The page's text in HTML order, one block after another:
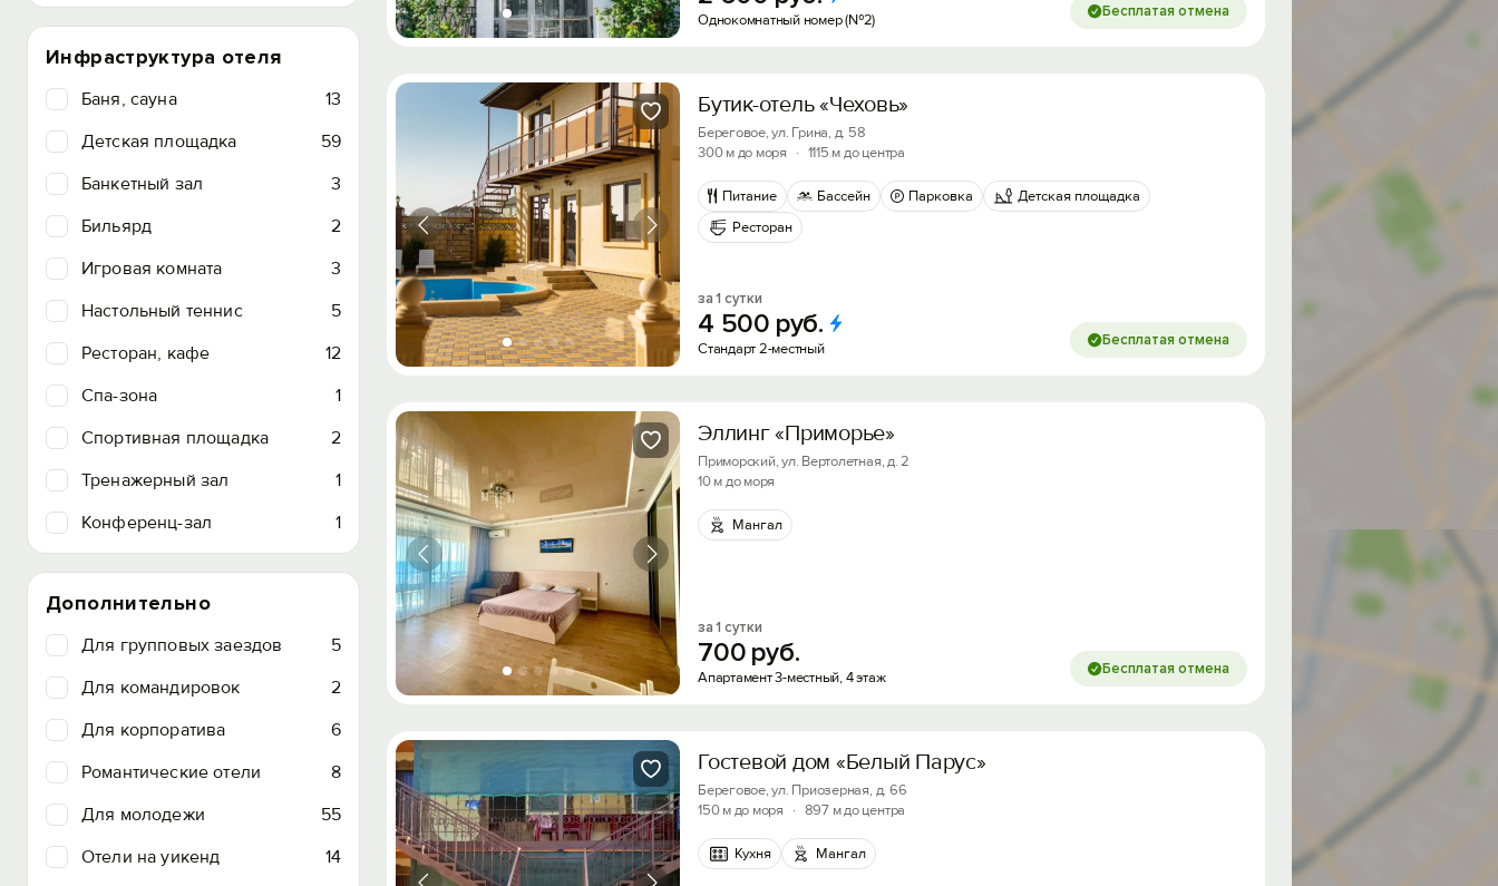
Инфраструктура отеля
Баня, сауна
13
Детская площадка
59
Банкетный зал
3
Бильярд
2
Игровая комната
3
Настольный теннис
5
Ресторан, кафе
12
Спа-зона
1
Спортивная площадка
2
Тренажерный зал
1
Конференц-зал
1
Дополнительно
Для групповых заездов
5
Для командировок
2
Для корпоратива
6
Романтические отели
8
Для молодежи
55
Отели на уикенд
14
Однокомнатный номер (№2) Бесплатая отмена
Бутик-отель «Чеховь»
Береговое, ул. Грина, д. 58
300 м до моря
· 1115 м до центра
Питание Бассейн Парковка
Детская площадка
Ресторан
за 1 сутки
4 500 руб.
Стандарт 2-местный Бесплатая отмена
Эллинг «Приморье»
Приморский, ул. Вертолетная, д. 2
10 м до моря
Мангал
за 1 сутки
700 руб.
Апартамент 3-местный, 4 этаж Бесплатая отмена
Гостевой дом «Белый Парус»
Береговое, ул. Приозерная, д. 66
150 м до моря
· 897 м до центра
Кухня Мангал
Войти с помощью